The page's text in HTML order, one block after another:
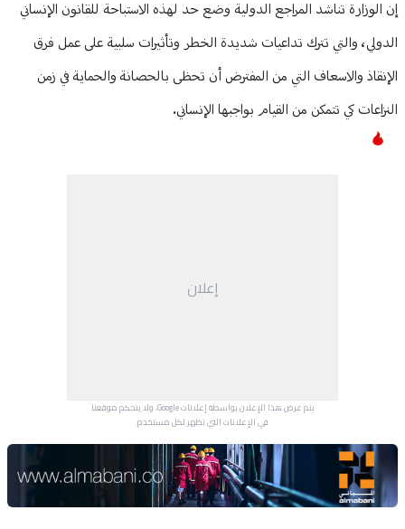
إن الوزارة تناشد المراجع الدولية وضع حد لهذه الاستباحة للقانون الإنساني
الدولي، والتي تترك تداعيات شديدة الخطر وتأثيرات سلبية على عمل فرق
الإنقاذ والاسعاف التي من المفترض أن تحظى بالحصانة والحماية في زمن
النزاعات كي تتمكن من القيام بواجبها الإنساني.
إعلان
يتم عرض هذا الإعلان بواسطة إعلانات Google، ولا يتحكم موقعنا
في الإعلانات التي تظهر لكل مستخدم.
Advertisement Section